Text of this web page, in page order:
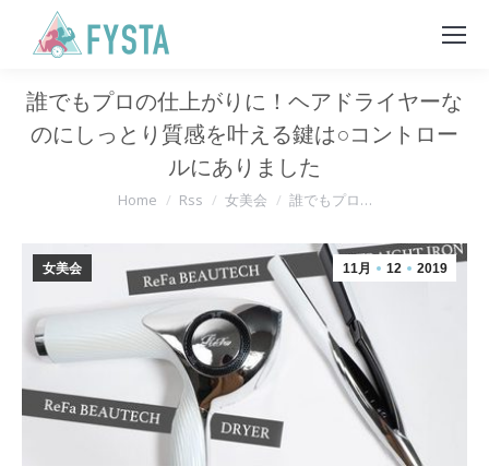
誰でもプロの仕上がりに！ヘアドライヤーな
のにしっとり質感を叶える鍵は○コントロー
ルにありました
You are here:
Home Rss 女美会 誰でもプロ…
11月 12 2019
女美会